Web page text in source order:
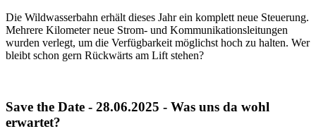
Die Wildwasserbahn erhält dieses Jahr ein komplett neue Steuerung.
Mehrere Kilometer neue Strom- und Kommunikationsleitungen
wurden verlegt, um die Verfügbarkeit möglichst hoch zu halten. Wer
bleibt schon gern Rückwärts am Lift stehen?
Save the Date - 28.06.2025 - Was uns da wohl
erwartet?